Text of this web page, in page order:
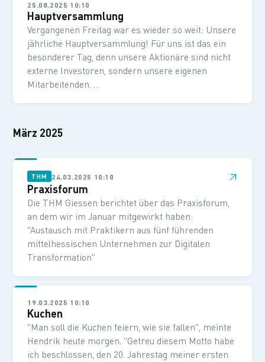
25.08.2025 10:10
Hauptversammlung
Vergangenen Freitag war es wieder so weit: Unsere
jährliche Hauptversammlung! Für uns ist das ein
besonderer Tag, denn unsere Aktionäre sind nicht
externe Investoren, sondern unsere eigenen
Mitarbeitenden. …
März 2025
THM 24.03.2025 10:10 ↗
Praxisforum
Die THM Giessen berichtet über das Praxisforum,
an dem wir im Januar mitgewirkt haben:
"Austausch mit Praktikern aus fünf führenden
mittelhessischen Unternehmen zur Digitalen
Transformation"
19.03.2025 10:10
Kuchen
"Man soll die Kuchen feiern, wie sie fallen", meinte
Hendrik heute morgen. "Getreu diesem Motto habe
ich beschlossen, den 20. Jahrestag meiner ersten